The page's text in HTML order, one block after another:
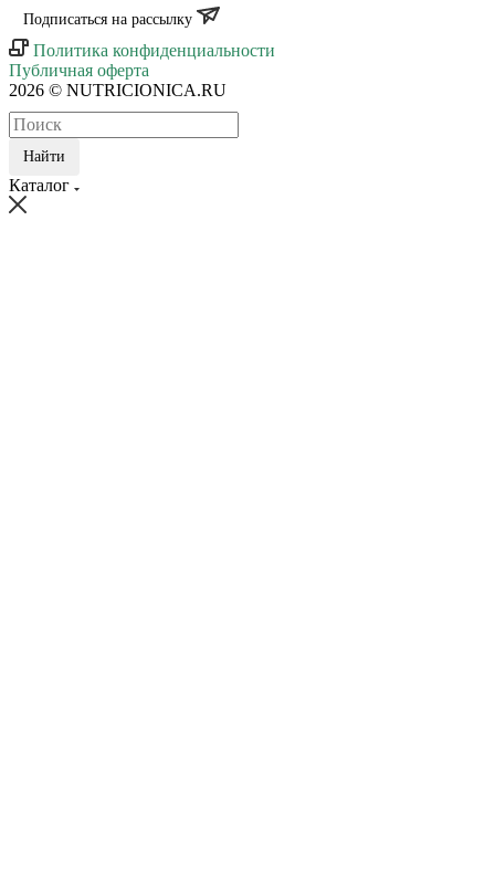
Подписаться на рассылку
Политика конфиденциальности
Публичная оферта
2026 © NUTRICIONICA.RU
Найти
Каталог